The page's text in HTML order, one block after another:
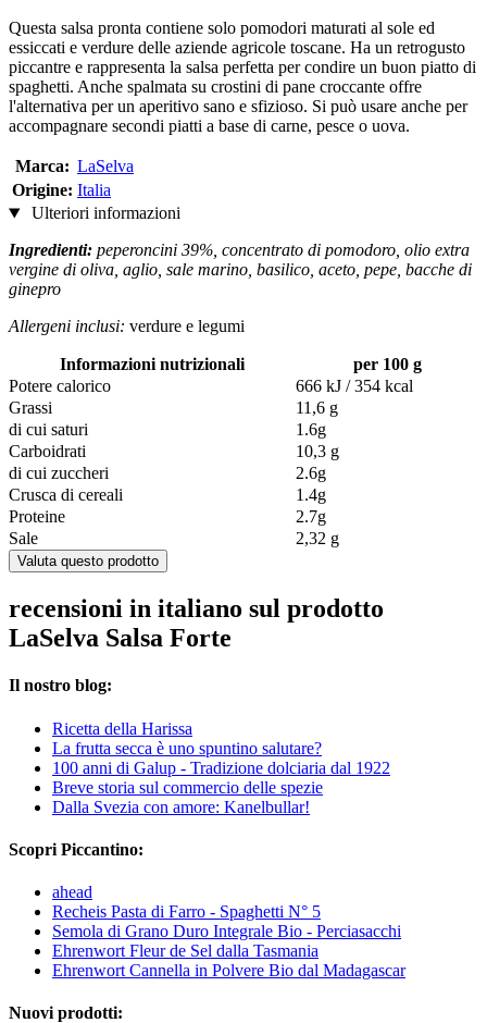
Questa salsa pronta contiene solo pomodori maturati al sole ed
essiccati e verdure delle aziende agricole toscane. Ha un retrogusto
piccantre e rappresenta la salsa perfetta per condire un buon piatto di
spaghetti. Anche spalmata su crostini di pane croccante offre
l'alternativa per un aperitivo sano e sfizioso. Si può usare anche per
accompagnare secondi piatti a base di carne, pesce o uova.
Marca: LaSelva
Origine: Italia
Ulteriori informazioni
Ingredienti: peperoncini 39%, concentrato di pomodoro, olio extra
vergine di oliva, aglio, sale marino, basilico, aceto, pepe, bacche di
ginepro
Allergeni inclusi: verdure e legumi
Informazioni nutrizionali
per 100 g
Potere calorico
666 kJ / 354 kcal
Grassi
11,6 g
di cui saturi
1.6g
Carboidrati
10,3 g
di cui zuccheri
2.6g
Crusca di cereali
1.4g
Proteine
2.7g
Sale
2,32 g
Valuta questo prodotto
recensioni in italiano sul prodotto
LaSelva Salsa Forte
Il nostro blog:
Ricetta della Harissa
La frutta secca è uno spuntino salutare?
100 anni di Galup - Tradizione dolciaria dal 1922
Breve storia sul commercio delle spezie
Dalla Svezia con amore: Kanelbullar!
Scopri Piccantino:
ahead
Recheis Pasta di Farro - Spaghetti N° 5
Semola di Grano Duro Integrale Bio - Perciasacchi
Ehrenwort Fleur de Sel dalla Tasmania
Ehrenwort Cannella in Polvere Bio dal Madagascar
Nuovi prodotti: